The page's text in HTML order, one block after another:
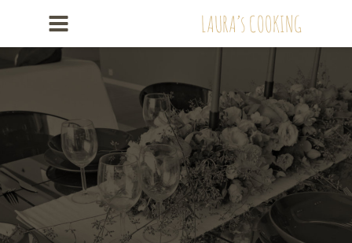
LAURA’s COOKING